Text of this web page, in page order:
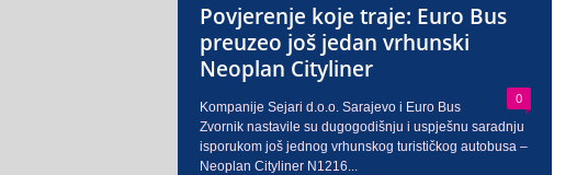
Povjerenje koje traje: Euro Bus
preuzeo još jedan vrhunski
Neoplan Cityliner
0
Kompanije Sejari d.o.o. Sarajevo i Euro Bus
Zvornik nastavile su dugogodišnju i uspješnu saradnju
isporukom još jednog vrhunskog turističkog autobusa –
Neoplan Cityliner N1216...